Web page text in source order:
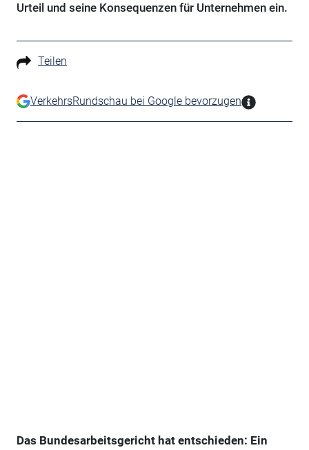
Urteil und seine Konsequenzen für Unternehmen ein.
Teilen
VerkehrsRundschau bei Google bevorzugen
Das Bundesarbeitsgericht hat entschieden: Ein